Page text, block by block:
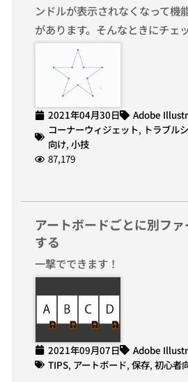
ンドルが表示されなくなって機
があります。そんなときにチェ
2021年04月30日
Adobe
コーナーウィジェット, トラブル
向け, 小技
87,179
アートボードごとに別フ
する
一撃でできます！
2021年09月07日
Adobe
TIPS, アートボード, 保存, 初心者